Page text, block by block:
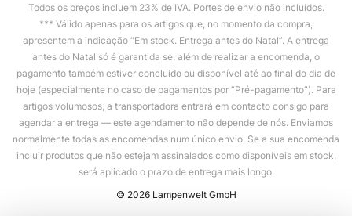
Todos os preços incluem 23% de IVA. Portes de envio não incluídos.
*** Válido apenas para os artigos que, no momento da compra,
apresentem a indicação “Em stock. Entrega antes do Natal”. A entrega
antes do Natal só é garantida se, além de realizar a encomenda, o
pagamento também estiver concluído ou disponível até ao final do dia de
hoje (especialmente no caso de pagamentos por “Pré-pagamento”). Para
artigos volumosos, a transportadora entrará em contacto consigo para
agendar a entrega — este agendamento não depende de nós. Enviamos
normalmente todas as encomendas num único envio. Se a sua encomenda
incluir produtos que não estejam assinalados como disponíveis em stock,
será aplicado o prazo de entrega mais longo.
© 2026 Lampenwelt GmbH